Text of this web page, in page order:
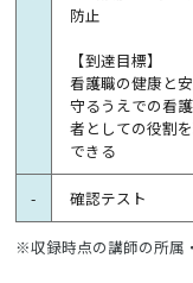
防止
【到達目標】
看護職の健康と
守るうえでの看
者としての役割
できる
- 確認テスト
※収録時点の講師の所属